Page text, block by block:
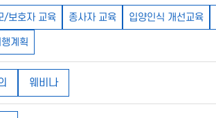
/보호자 교육 종사자 교육 입양인식 개선교육
계획
웨비나